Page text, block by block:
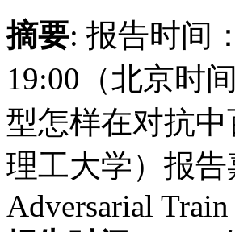
摘要: 报告时间
19:00（北京时
型怎样在对抗
理工大学）报
Adversarial Train